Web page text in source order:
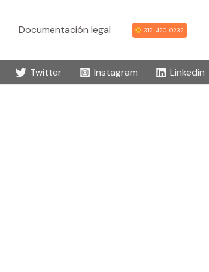
Documentación legal 312-420-0232
Twitter Instagram Linkedin